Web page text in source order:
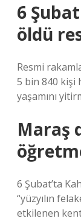
6
öldü
Resmi
5 bin 840 kişi
yaşamını
Maraş
6 Şubat’ta
“yüzyılın
etkilenen